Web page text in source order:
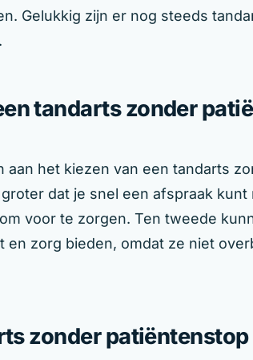
Gelukkig zijn er nog steeds
tandarts zonder
aan het kiezen van een tandarts
dat je snel een afspraak kunt
voor te zorgen. Ten tweede
en zorg bieden, omdat ze niet
zonder